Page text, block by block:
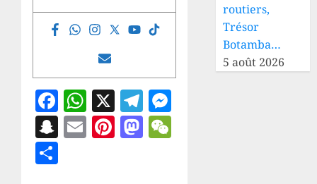
Facebook
WhatsApp
X Telegram
Snapchat
EmailPinterest
Mastodon
routiers,
Trésor
Botamba…
5 août 2026